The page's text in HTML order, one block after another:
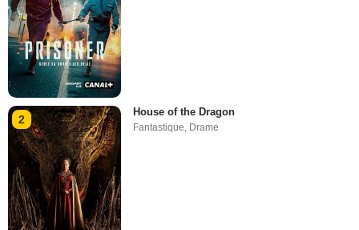
2
House of the Dragon
Fantastique Drame